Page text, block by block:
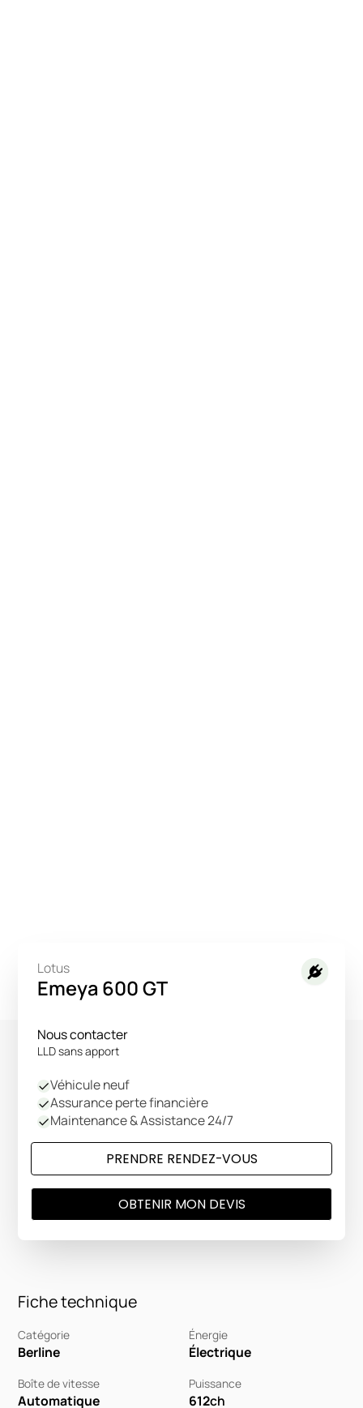
Fiche technique
Catégorie
Berline
Énergie
Électrique
Boîte de vitesse
Automatique
Puissance
612ch
Lotus
Emeya 600 GT
Nous contacter
LLD sans apport
Véhicule neuf
Assurance perte financière
Maintenance & Assistance 24/7
PRENDRE RENDEZ-VOUS
OBTENIR MON DEVIS